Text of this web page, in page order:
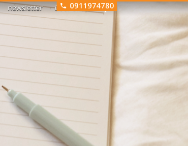
newsletter über uns0911974780